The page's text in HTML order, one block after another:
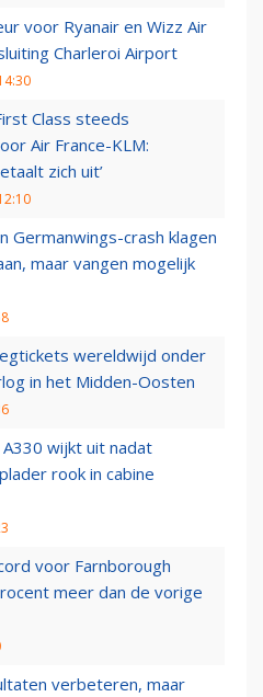
voor Ryanair en Wizz Air
Charleroi Airport
Class steeds
Air France-KLM:
zich uit’
Germanwings-crash klagen
maar vangen mogelijk
wereldwijd onder
in het Midden-Oosten
A330 wijkt uit nadat
rook in cabine
voor Farnborough
meer dan de vorige
verbeteren, maar